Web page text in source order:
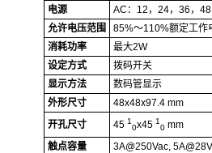
电源
AC：12，24，36，
允许电压范围
85%～110%额定工作
消耗功率
最大2W
设定方式
拨码开关
显示方法
数码管显示
外形尺寸
48x48x97.4 mm
开孔尺寸
45 1
0x45 1
0 mm
触点容量
3A@250Vac,